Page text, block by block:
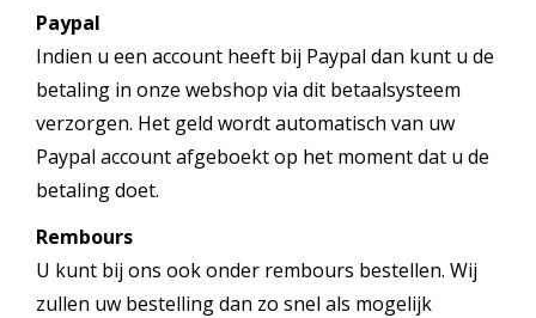
Paypal
Indien u een account heeft bij Paypal dan kunt u de
betaling in onze webshop via dit betaalsysteem
verzorgen. Het geld wordt automatisch van uw
Paypal account afgeboekt op het moment dat u de
betaling doet.
Rembours
U kunt bij ons ook onder rembours bestellen. Wij
zullen uw bestelling dan zo snel als mogelijk